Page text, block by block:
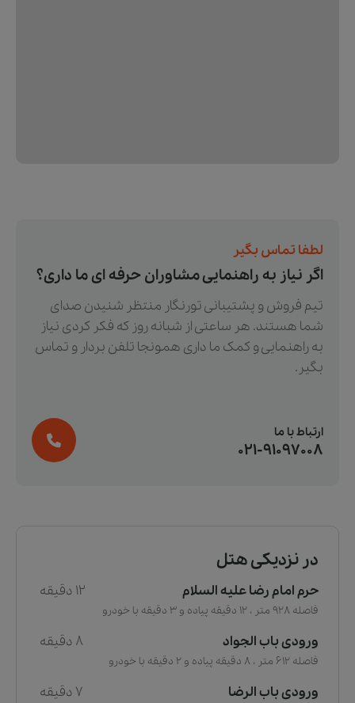
لطفا تماس بگیر
اگر نیاز به راهنمایی مشاوران حرفه ای ما داری؟
تیم فروش و پشتیبانی تورنگار منتظر شنیدن صدای
شما هستند. هر ساعتی از شبانه روز که فکر کردی نیاز
به راهنمایی و کمک ما داری همونجا تلفن بردار و تماس
بگیر.
ارتباط با ما
021-91097008
در نزدیکی هتل
حرم امام رضا علیه السلام 12 دقیقه
فاصله 928 متر ، 12 دقیقه پیاده و 3 دقیقه با خودرو
ورودی باب الجواد 8 دقیقه
فاصله 612 متر ، 8 دقیقه پیاده و 2 دقیقه با خودرو
ورودی باب الرضا 7 دقیقه